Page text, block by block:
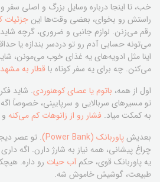
خب، تا اینجا درباره وسایل بزرگ و اصلی سفر
راستش رو بخوای، بعضی وقت‌ها این
رقم می‌زنن. لوازم جانبی و ضروری، گرچه
می‌تونه حسابی آدم رو تو دردسر بندازه یا
اینا مثل ادویه‌های یه غذای خوب می‌مونن،
می‌کنن. چه برای یه سفر کوتاه باقطار به مشهد
اول از همه، باتوم یا عصای کوهنوردی. شاید
تو مسیرهای سربالایی و سرپایینی، خصوصاً
به کمکت میاد. فشار رو از زانوهات کم می‌کنه
بعدیشپاوربانک (Power Bank)
. تو عصر
چراغ پیشانی، همه نیاز به شارژ دارن. اگه
یه پاوربانک قوی، حکمآب حیات رو داره.
طبیعت، گوشیش خاموش شه.